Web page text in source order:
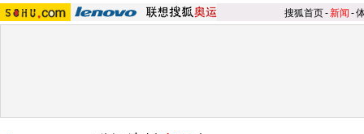
搜狐首页-新闻 -